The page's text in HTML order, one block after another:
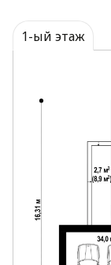
Мы знаем, что
спокойствия.
этой цели
современные,
большинстве
1-ый этаж